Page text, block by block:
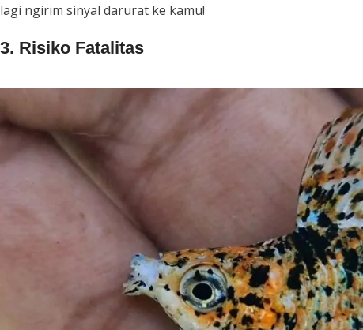
lagi ngirim sinyal darurat ke kamu!
3. Risiko Fatalitas